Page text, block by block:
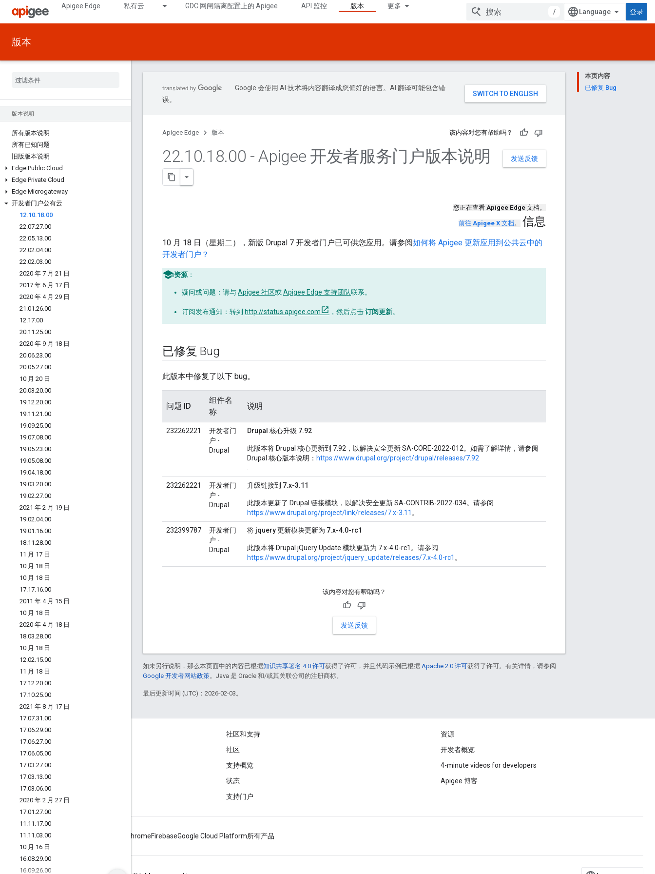
Apigee Edge 私有云 GDC 网闸隔离配置上的 Apigee API 监控 版本 更多
/ 登录
版本
版本说明
所有版本说明
所有已知问题
旧版版本说明
Edge Public Cloud
Edge Private Cloud
Edge Microgateway
开发者门户公有云
12.10.18.00
22.07.27.00
22.05.13.00
22.02.04.00
22.02.03.00
2020 年 7 月 21 日
2017 年 6 月 17 日
2020 年 4 月 29 日
21 .01 .26.00
12.17.00
20.11 .25.00
2020 年 9 月 18 日
20.06.23.00
20.05.27.00
10 月 20 日
20.03.20.00
19.12.20.00
19.11 .21 .00
19.09.25.00
19.07.08.00
19.05.23.00
19.05.08.00
19.04.18.00
19.03.20.00
19.02.27.00
2021 年 2 月 19 日
19.02.04.00
19.01 .16.00
18.11 .28.00
11 月 17 日
10 月 18 日
10 月 18 日
17.17.16.00
2011 年 4 月 15 日
10 月 18 日
2020 年 4 月 18 日
18.03.28.00
10 月 18 日
12.02.15.00
11 月 18 日
17.12.20.00
17.10.25.00
2021 年 8 月 17 日
17.07.31 .00
17.06.29.00
17.06.27.00
17.06.05.00
17.03.27.00
17.03.13.00
17.03.06.00
2020 年 2 月 27 日
17.01 .27.00
11 .11 .17.00
11 .11 .03.00
10 月 16 日
16.08.29.00
16.09.26.00
本页内容
已修复 Bug
Google 会使用 AI 技术将内容翻译成您偏好的语言。AI 翻译可能包含错
误。
Apigee Edge 版本 该内容对您有帮助吗？
发送反馈
22.10.18.00 - Apigee 开发者服务门户版本说明
您正在查看 Apigee Edge 文档。
前往 Apigee X 文档。 信息
10 月 18 日（星期二），新版 Drupal 7 开发者门户已可供您应用。请参阅如何将 Apigee 更新应用到公共云中的
开发者门户？
资源 ：
疑问或问题 ：请与Apigee 社区或Apigee Edge 支持团队联系。
订阅发布通知：转到 http://status.apigee.com ，然后点击订阅更新。
已修复 Bug
此版本中修复了以下 bug。
问题 ID
组件名
称
说明
232262221
开发者门
户 -
Drupal
Drupal 核心升级 7.92
此版本将 Drupal 核心更新到 7.92，以解决安全更新 SA-CORE-2022-012。如需了解详情，请参阅
Drupal 核心版本说明： https://www.drupal.org/project/drupal/releases/7.92
232262221
开发者门
户 -
Drupal
升级链接到 7.x-3.11
此版本更新了 Drupal 链接模块，以解决安全更新 SA-CONTRIB-2022-034。请参阅
https://www.drupal.org/project/link/releases/7.x-3.11 。
232399787
开发者门
户 -
Drupal
将 jquery 更新模块更新为 7.x-4.0-rc1
此版本将 Drupal jQuery Update 模块更新为 7.x-4.0-rc1。请参阅
https://www.drupal.org/project/jquery_update/releases/7.x-4.0-rc1 。
该内容对您有帮助吗？
发送反馈
如未另行说明，那么本页面中的内容已根据知识共享署名 4.0 许可获得了许可，并且代码示例已根据 Apache 2.0 许可获得了许可。有关详情，请参阅
Google 开发者网站政策。Java 是 Oracle 和/或其关联公司的注册商标。
最后更新时间 (UTC)：2026-02-03。
Apigee 简介
We're part of Google
活动
合作伙伴
电子书和网络广播
社区和支持
社区
支持概览
状态
支持门户
资源
开发者概览
4-minute videos for developers
Apigee 博客
ChromeFirebaseGoogle Cloud Platform所有产品